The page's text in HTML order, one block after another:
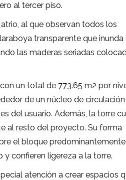
al tercer piso.
al que observan todos los
transparente que inunda
las maderas seriadas
un total de 773.65 m2 por
de un núcleo de circulación
del usuario. Además, la torre
al resto del proyecto. Su forma
el bloque predominantemente
y confieren ligereza a la torre.
atención a crear espacios